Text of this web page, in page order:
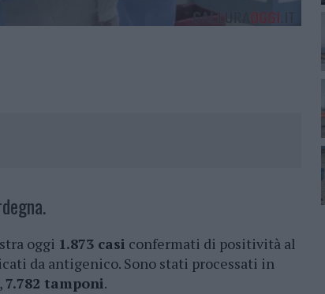
oggi 1.873 casi confermati di positività al
da antigenico. Sono stati processati in
7.782 tamponi.